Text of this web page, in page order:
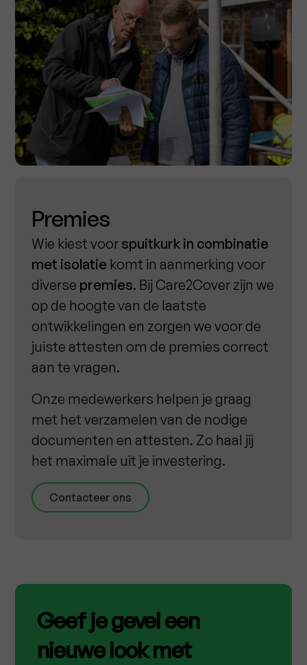
Premies
Wie kiest voor spuitkurk in combinatie
met isolatie komt in aanmerking voor
diverse premies. Bij Care2Cover zijn we
op de hoogte van de laatste
ontwikkelingen en zorgen we voor de
juiste attesten om de premies correct
aan te vragen.
Onze medewerkers helpen je graag
met het verzamelen van de nodige
documenten en attesten. Zo haal jij
het maximale uit je investering.
Contacteer ons
Geef je gevel een
nieuwe look met